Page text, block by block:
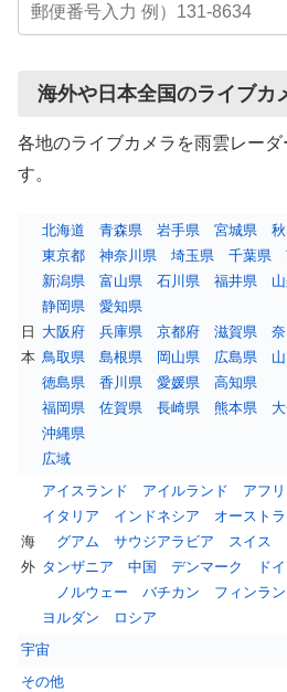
海外や日本全国のライブカ
各地のライブカメラを雨雲レー
す。
日
本
北海道 青森県 岩手県 宮城県
東京都
神奈川県 埼玉県 千葉県
新潟県
富山県 石川県 福井県
静岡県
愛知県
大阪府
兵庫県 京都府 滋賀県
鳥取県
島根県 岡山県 広島県
徳島県
香川県 愛媛県
高知県
福岡県
佐賀県 長崎県 熊本県
沖縄県
広域
海
外
アイスランド アイルランド アフ
イタリア
インドネシア オースト
グアム
サウジアラビア スイス
タンザニア
中国 デンマーク ド
ノルウェー
バチカン フィンラ
ヨルダン
ロシア
宇宙
その他